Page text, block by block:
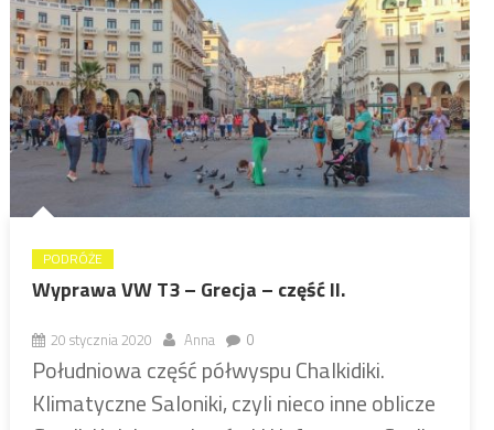
PODRÓŻE
Wyprawa VW T3 – Grecja – część II.
20 stycznia 2020 Anna 0
Południowa część półwyspu Chalkidiki.
Klimatyczne Saloniki, czyli nieco inne oblicze